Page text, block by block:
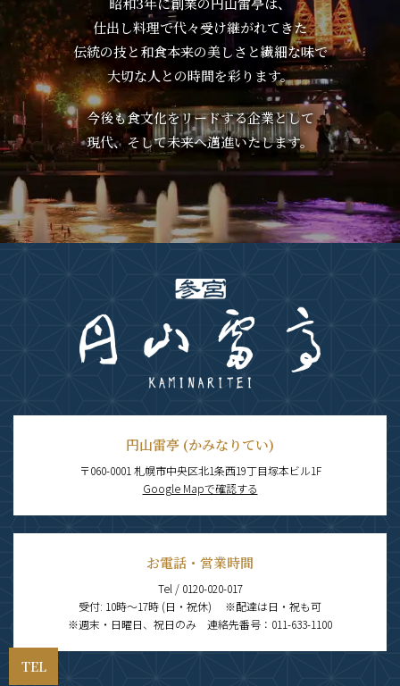
仕出し料理で代々受け継がれてきた
伝統の技と和食本来の美しさと繊細な味で
大切な人との時間を彩ります。
今後も食文化をリードする企業として
現代、そして未来へ邁進いたします。
円山雷亭 (かみなりてい)
〒060-0001 札幌市中央区北1条西19丁目塚本ビル1F
Google Mapで確認する
お電話・営業時間
Tel / 0120-020-017
受付: 10時～17時 (日・祝休) ※配達は日・祝も可
※週末・日曜日、祝日のみ 連絡先番号：011-633-1100
TEL